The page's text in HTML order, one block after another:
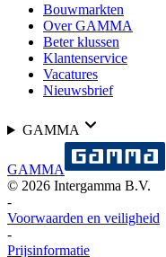
Bouwmarkten
Over GAMMA
Beter klussen
Klantenservice
Vacatures
Nieuwsbrief
GAMMA
GAMMA
© 2026 Intergamma B.V.
-
Voorwaarden en veiligheid
-
Prijsinformatie